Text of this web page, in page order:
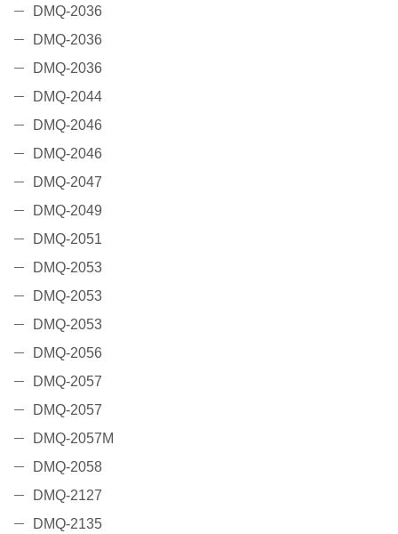
DMQ-2036
DMQ-2036
DMQ-2036
DMQ-2044
DMQ-2046
DMQ-2046
DMQ-2047
DMQ-2049
DMQ-2051
DMQ-2053
DMQ-2053
DMQ-2053
DMQ-2056
DMQ-2057
DMQ-2057
DMQ-2057M
DMQ-2058
DMQ-2127
DMQ-2135